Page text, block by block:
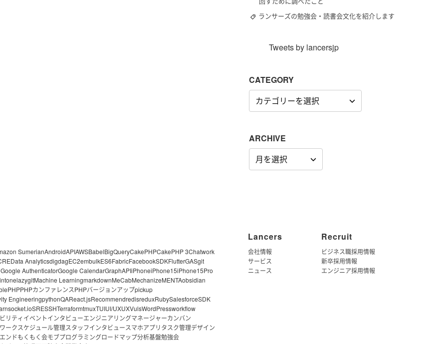
ランサーズの勉強会・読書会文化を紹介します
Tweets by lancersjp
CATEGORY
CATEGORY
ARCHIVE
ARCHIVE
SumerianAndroidAPIAWSBabelBigQueryCakePHPCakePHP 3Chatwork
Data AnalyticsdigdagEC2embulkES6FabricFacebookSDKFlutterGASgit
Google AuthenticatorGoogle CalendarGraphAPIiPhoneiPhone15iPhone15Pro
lazygitMachine LearningmarkdownMeCabMechanizeMENTAobsidian
PHPPHPカンファレンスPHPバージョンアップpickup
EngineeringpythonQAReact.jsRecommendredisreduxRubySalesforceSDK
socket.ioSRESSHTerraformtmuxTUIUI/UXUXVulsWordPressworkflow
リティ イベントインタビューエンジニアリングマネージャーカンバン
ークスケジュール管理スタッフインタビュースマホアプリタスク管理デザイン
ンドもくもく会モブプログラミングロードマップ分析基盤勉強会
Lancers
会社情報
サービス
ニュース
Recruit
ビジネス職採用情報
新卒採用情報
エンジニア採用情報